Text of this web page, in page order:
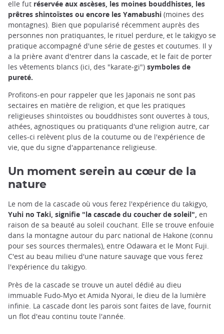
elle fut réservée aux ascèses, les moines bouddhistes, les
prêtres shintoïstes ou encore les Yamabushi (moines des
montagnes). Bien que popularisé récemment auprès des
personnes non pratiquantes, le rituel perdure, et le takigyo se
pratique accompagné d'une série de gestes et coutumes. Il y
a la prière avant d'entrer dans la cascade, et le fait de porter
les vêtements blancs (ici, des "karate-gi") symboles de
pureté.
Profitons-en pour rappeler que les Japonais ne sont pas
sectaires en matière de religion, et que les pratiques
religieuses shintoïstes ou bouddhistes sont ouvertes à tous,
athées, agnostiques ou pratiquants d'une religion autre, car
celles-ci relèvent plus de la coutume ou de l'expérience de
vie, que du signe d'appartenance religieuse.
Un moment serein au cœur de la
nature
Le nom de la cascade où vous ferez l'expérience du takigyo,
Yuhi no Taki, signifie "la cascade du coucher de soleil", en
raison de sa beauté au soleil couchant. Elle se trouve enfouie
dans la montagne autour du parc national de Hakone (connu
pour ses sources thermales), entre Odawara et le Mont Fuji.
C'est au beau milieu d'une nature sauvage que vous ferez
l'expérience du takigyo.
Près de la cascade se trouve un autel dédié au dieu
immuable Fudo-Myo et Amida Nyorai, le dieu de la lumière
infinie. La cascade dont les parois sont faites de lave, fournit
un flot d'eau continu toute l'année.